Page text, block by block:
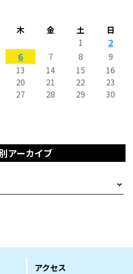
木 金 土 日
1 2
6 7 8
9
13 14 15
16
20 21 22
23
27 28 29
30
アーカイブ
アクセス